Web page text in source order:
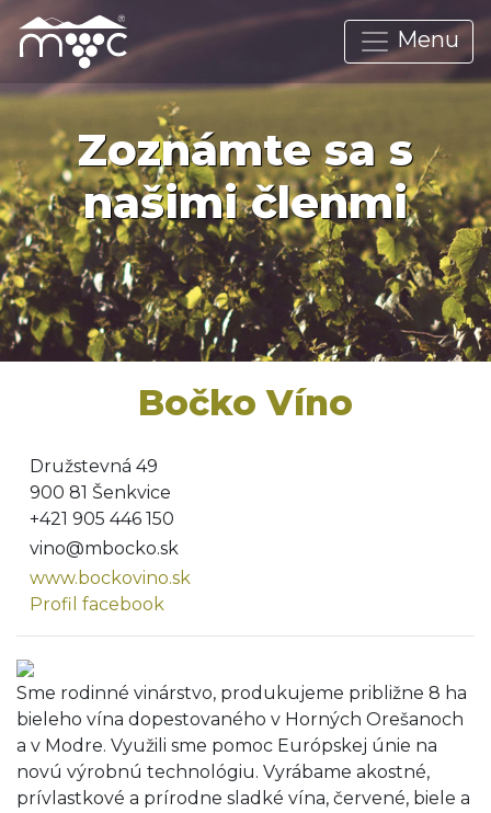
Menu
Zoznámte sa s
našimi členmi
Bočko Víno
Družstevná 49
900 81 Šenkvice
+421 905 446 150
vino@mbocko.sk
www.bockovino.sk
Profil facebook
Sme rodinné vinárstvo, produkujeme približne 8 ha
bieleho vína dopestovaného v Horných Orešanoch
a v Modre. Využili sme pomoc Európskej únie na
novú výrobnú technológiu. Vyrábame akostné,
prívlastkové a prírodne sladké vína, červené, biele a